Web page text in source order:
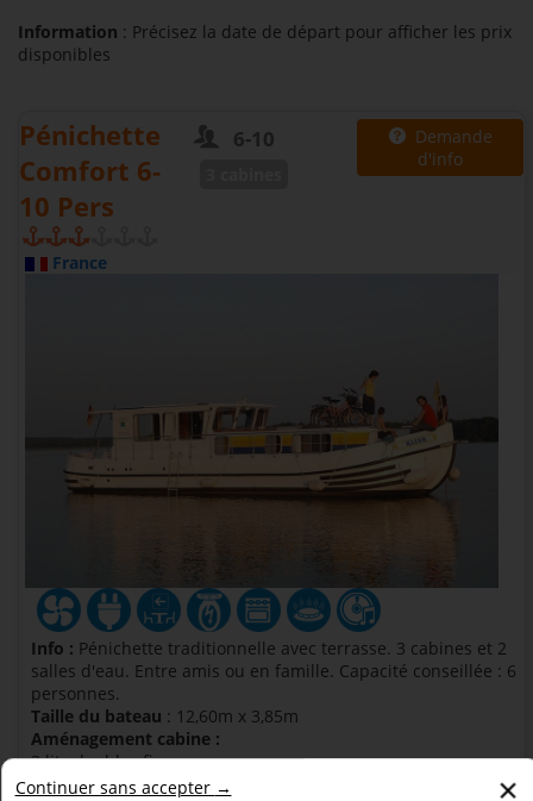
Information : Précisez la date de départ pour afficher les prix
disponibles
Pénichette
Comfort 6-
10 Pers
6-10
Demande
d'info
France
Info : Pénichette traditionnelle avec terrasse. 3 cabines et 2
salles d'eau. Entre amis ou en famille. Capacité conseillée : 6
personnes.
Taille du bateau : 12,60m x 3,85m
Aménagement cabine :
3 lits doubles fixes
2 couchettes transformables dans le carré
×
Continuer sans accepter →